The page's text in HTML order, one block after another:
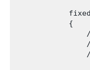
            {
//
//